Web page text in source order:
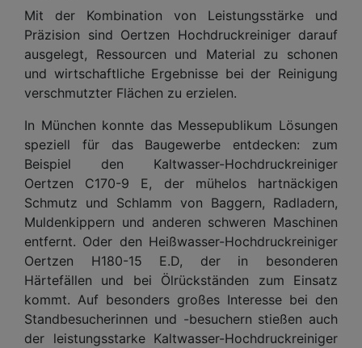
Mit der Kombination von Leistungsstärke und
Präzision sind Oertzen Hoch­druckreiniger darauf
ausgelegt, Ressourcen und Material zu schonen
und wirtschaftliche Ergebnisse bei der Reinigung
verschmutzter Flächen zu erzielen.
In München konnte das Messepublikum Lösungen
speziell für das Bau­gewerbe entdecken: zum
Beispiel den Kaltwasser-Hochdruckreiniger
Oertzen C170-9 E, der mühelos hartnäckigen
Schmutz und Schlamm von Baggern, Radladern,
Muldenkippern und anderen schweren Maschinen
entfernt. Oder den Heißwasser-Hochdruckreiniger
Oertzen H180-15 E.D, der in besonderen
Härtefällen und bei Ölrückständen zum Einsatz
kommt. Auf besonders großes Interesse bei den
Standbesucherinnen und -besuchern stießen auch
der leistungsstarke Kaltwasser-Hochdruckreiniger